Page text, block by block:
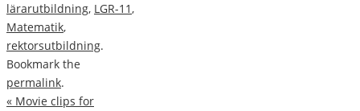
lärarutbildning, LGR-11,
Matematik,
rektorsutbildning.
Bookmark the
permalink.
« Movie clips for